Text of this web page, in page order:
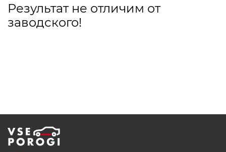
Результат не отличим от
заводского!